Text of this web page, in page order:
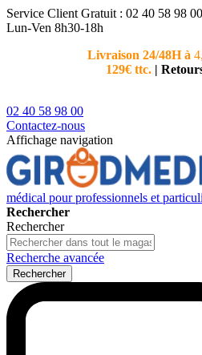
Service Client Gratuit : 02 40 58 98 00
Lun-Ven 8h30-18h
Livraison 24/48H à
129€ ttc. |
02 40 58 98 00
Contactez-nous
Affichage navigation
médical pour professionnels et
Rechercher
Rechercher
Recherche avancée
Rechercher